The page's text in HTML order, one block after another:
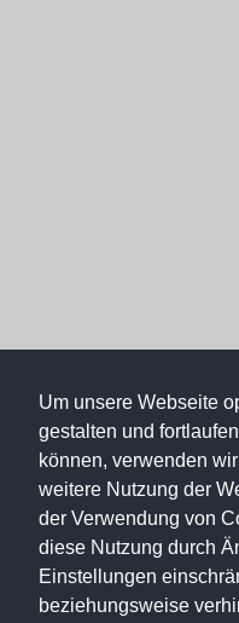
Um unsere Webseite
gestalten und
können, verwenden
weitere Nutzung der
der Verwendung von
diese Nutzung durch
Einstellungen
beziehungsweise